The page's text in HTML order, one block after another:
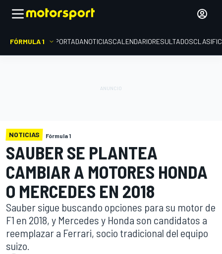
FÓRMULA 1 PORTADANOTICIASCALENDARIORESULTADOS
NOTICIAS Fórmula 1
SAUBER SE PLANTEA
CAMBIAR A MOTORES HONDA
O MERCEDES EN 2018
Sauber sigue buscando opciones para su motor de
F1 en 2018, y Mercedes y Honda son candidatos a
reemplazar a Ferrari, socio tradicional del equipo
suizo.